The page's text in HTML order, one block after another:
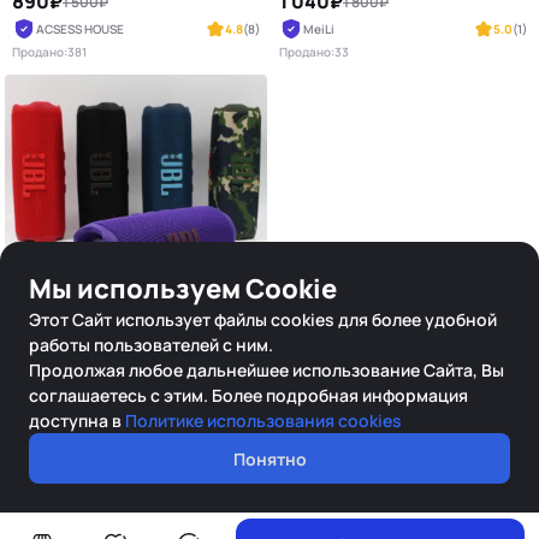
ACSESS HOUSE 4.8(8)
Продано:381
MeiLi 5.0(1)
Продано:33
-33%
ОТ
Портативная колонка
Flip 7
1 000₽1 500₽
Мы используем Cookie
Этот Сайт использует файлы cookies для более удобной
работы пользователей с ним.
Продолжая любое дальнейшее использование Сайта, Вы
соглашаетесь с этим. Более подробная информация
доступна в Политике использования cookies
Понятно